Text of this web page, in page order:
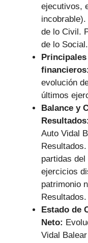
ejecutivos,
de lo Civil.
de lo Social.
financieros:
evolución
últimos
Balance y
Resultados:
Auto Vidal
partidas
ejercicios
patrimonio
Resultados.
Estado de
Neto:
Vidal